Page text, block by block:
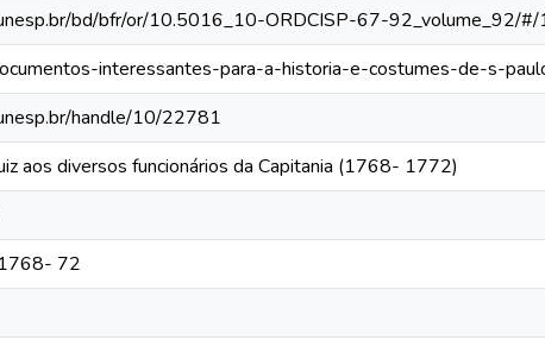
bd/bfr/or/10.5016_10-ORDCISP-67-92_volume_92/
interessantes-para-a-historia-e-costumes-de-s-
handle/10/22781
aos diversos funcionários da Capitania (1768- 1772)
72